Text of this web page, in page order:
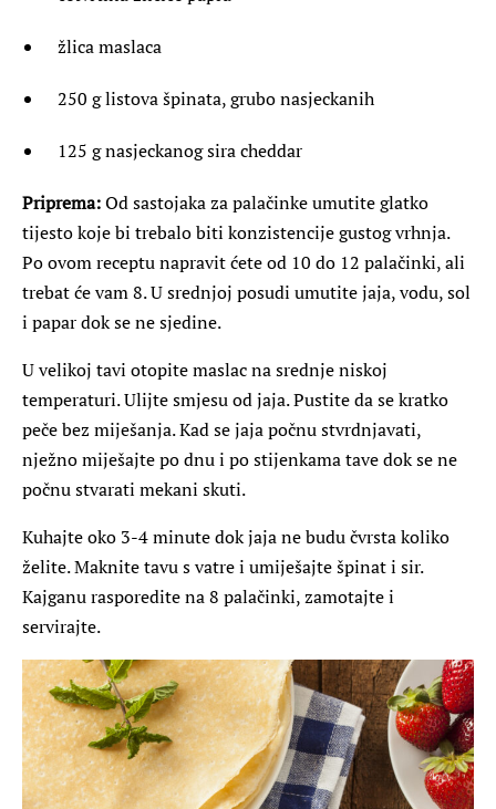
žlica maslaca
250 g listova špinata, grubo nasjeckanih
125 g nasjeckanog sira cheddar
Priprema:Od sastojaka za palačinke umutite glatko
tijesto koje bi trebalo biti konzistencije gustog vrhnja.
Po ovom receptu napravit ćete od 10 do 12 palačinki, ali
trebat će vam 8. U srednjoj posudi umutite jaja, vodu, sol
i papar dok se ne sjedine.
U velikoj tavi otopite maslac na srednje niskoj
temperaturi. Ulijte smjesu od jaja. Pustite da se kratko
peče bez miješanja. Kad se jaja počnu stvrdnjavati,
nježno miješajte po dnu i po stijenkama tave dok se ne
počnu stvarati mekani skuti.
Kuhajte oko 3-4 minute dok jaja ne budu čvrsta koliko
želite. Maknite tavu s vatre i umiješajte špinat i sir.
Kajganu rasporedite na 8 palačinki, zamotajte i
servirajte.